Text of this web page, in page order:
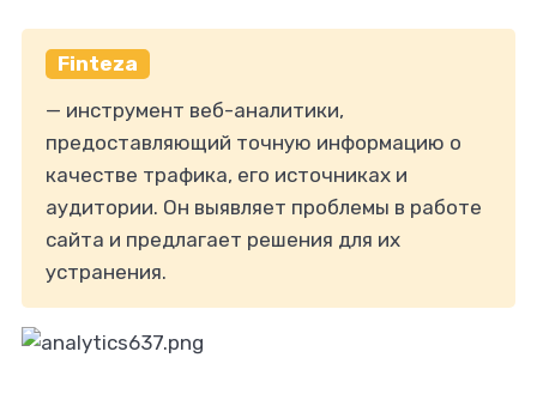
Finteza
— инструмент веб-аналитики,
предоставляющий точную информацию о
качестве трафика, его источниках и
аудитории. Он выявляет проблемы в работе
сайта и предлагает решения для их
устранения.